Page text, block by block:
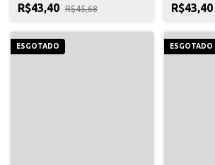
R$43,40 R$45,68 R$43,40
ESGOTADO ESGOTADO